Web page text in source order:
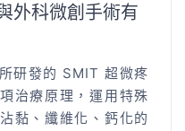
外科微創手術有
研發的 SMIT 超微疼
治療原理，運用特殊
黏、纖維化、鈣化的